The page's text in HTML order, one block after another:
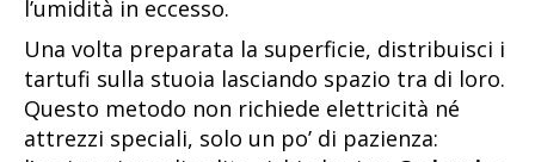
l’umidità in eccesso.
Una volta preparata la superficie, distribuisci i
tartufi sulla stuoia lasciando spazio tra di loro.
Questo metodo non richiede elettricità né
attrezzi speciali, solo un po’ di pazienza: